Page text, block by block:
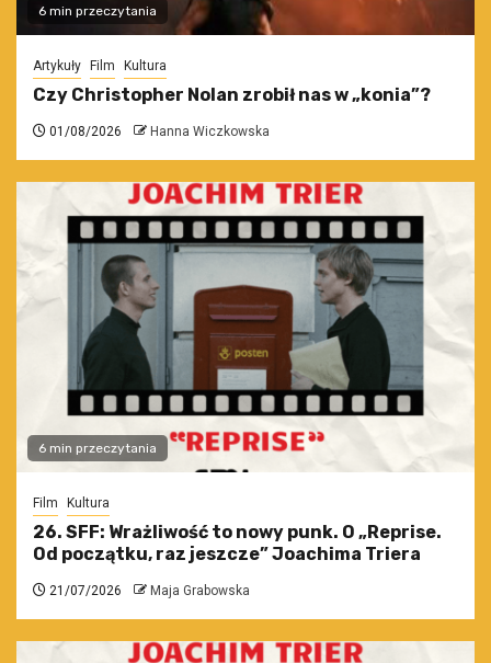
6 min przeczytania
Artykuły Film Kultura
Czy Christopher Nolan zrobił nas w „konia”?
01/08/2026 Hanna Wiczkowska
6 min przeczytania
Film Kultura
26. SFF: Wrażliwość to nowy punk. O „Reprise.
Od początku, raz jeszcze” Joachima Triera
21/07/2026 Maja Grabowska